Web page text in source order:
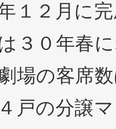
１２月に
３０年春
場の客席
戸の分譲